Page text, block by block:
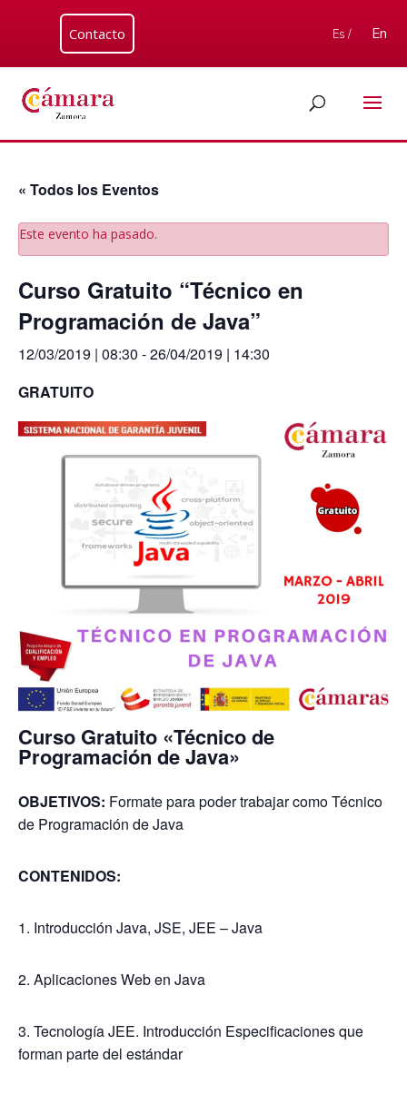
Contacto Es / En
« Todos los Eventos
Este evento ha pasado.
Curso Gratuito “Técnico en
Programación de Java”
12/03/2019 | 08:30 -26/04/2019 | 14:30
GRATUITO
Curso Gratuito «Técnico de
Programación de Java»
OBJETIVOS: Formate para poder trabajar como Técnico
de Programación de Java
CONTENIDOS:
1. Introducción Java, JSE, JEE – Java
2. Aplicaciones Web en Java
3. Tecnología JEE. Introducción Especificaciones que
forman parte del estándar